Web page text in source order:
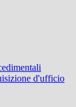
d'ufficio